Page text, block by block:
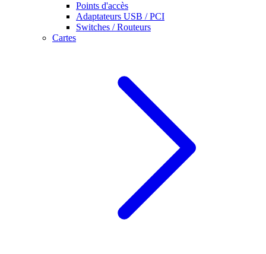
Points d'accès
Adaptateurs USB / PCI
Switches / Routeurs
Cartes